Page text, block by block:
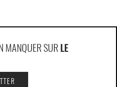
MANQUER SUR LE